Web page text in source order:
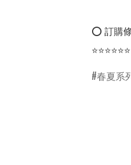
⭕ 訂購
春夏系